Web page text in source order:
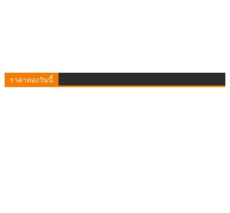
ราคาทองวันนี้